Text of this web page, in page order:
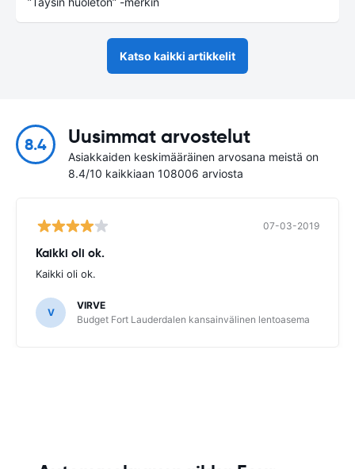
Katso kaikki artikkelit
8.4 Uusimmat arvostelut
Asiakkaiden keskimääräinen arvosana meistä on
8.4/10 kaikkiaan 108006 arviosta
07-03-2019
Kaikki oli ok.
Kaikki oli ok.
V
VIRVE
Budget Fort Lauderdalen kansainvälinen lentoasema